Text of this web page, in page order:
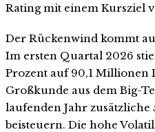
Rating mit einem Kursziel
Der Rückenwind kommt
Im ersten Quartal 2026
Prozent auf 90,1 Millionen
Großkunde aus dem Big-
laufenden Jahr
beisteuern. Die hohe